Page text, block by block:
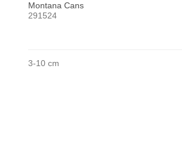
Montana Cans
291524
3-10 cm